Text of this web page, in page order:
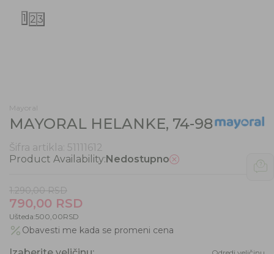
1 2 3
Mayoral
MAYORAL HELANKE, 74-98
Šifra artikla: 51111612
Product Availability:Nedostupno
1.290,00 RSD
790,00 RSD
Ušteda:500,00RSD
Obavesti me kada se promeni cena